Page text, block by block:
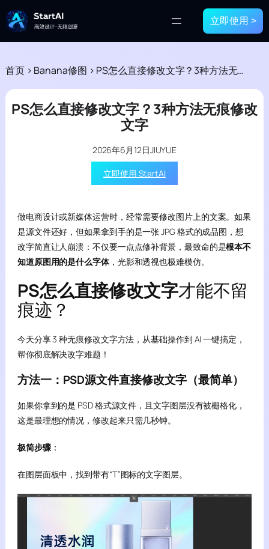
立即使用 >
首页 > Banana修图 > PS怎么直接修改文字？3种方法无痕修改文字
PS怎么直接修改文字？3种方法无痕修改
文字
2026年6月12日JIUYUE
立即使用 StartAI
做电商设计或新媒体运营时，经常需要修改图片上的文案。如果
是源文件还好，但如果拿到手的是一张 JPG 格式的成品图，想
改字简直让人崩溃：不仅要一点点修补背景，最致命的是根本不
知道原图用的是什么字体，光影和透视也极难模仿。
PS怎么直接修改文字才能不留
痕迹？
今天分享 3 种无痕修改文字方法，从基础操作到 AI 一键搞定，
帮你彻底解决改字难题！
方法一：PSD源文件直接修改文字（最简单）
如果你拿到的是 PSD 格式源文件，且文字图层没有被栅格化，
这是最理想的情况，修改起来只需几秒钟。
极简步骤：
在图层面板中，找到带有“T”图标的文字图层。